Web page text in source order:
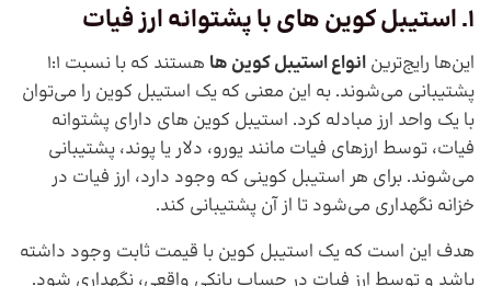
1. استیبل کوین های با پشتوانه ارز فیات
این‌ها رایج‌ترین انواع استیبل کوین ها
هستند که با نسبت 1:1
پشتیبانی می‌شوند. به این معنی که یک استیبل کوین را می‌توان
با یک واحد ارز مبادله کرد. استیبل کوین های دارای پشتوانه
فیات، توسط ارزهای فیات مانند یورو، دلار یا پوند، پشتیبانی
می‌شوند. برای هر استیبل کوینی که وجود دارد، ارز فیات در
خزانه نگهداری می‌شود تا از آن پشتیبانی کند.
هدف این است که یک استیبل کوین با قیمت ثابت وجود داشته
باشد و توسط ارز فیات در حساب بانکی واقعی، نگهداری شود.